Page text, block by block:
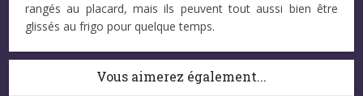
rangés au placard, mais ils peuvent tout aussi bien être
glissés au frigo pour quelque temps.
Vous aimerez également...